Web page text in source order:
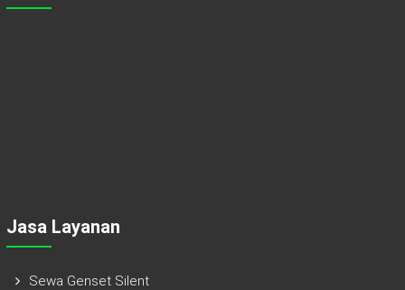
Jasa Layanan
Sewa Genset Silent